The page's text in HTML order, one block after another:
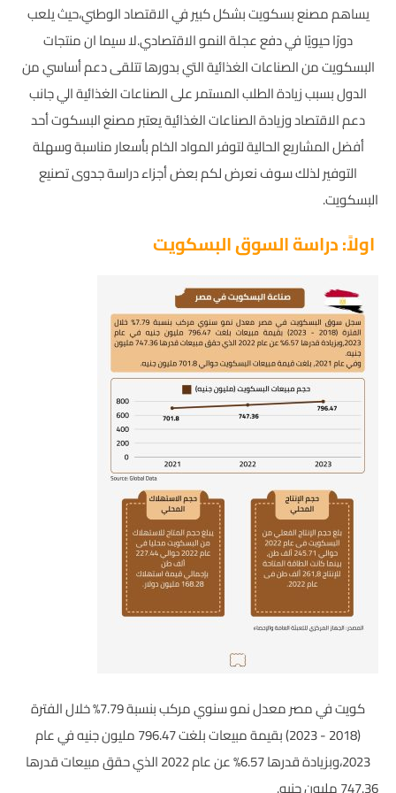
يساهم مصنع بسكويت بشكل كبير في الاقتصاد الوطني،حيث يلعب
دورًا حيويًا في دفع عجلة النمو الاقتصادي.لا سيما ان منتجات
البسكويت من الصناعات الغذائية التي بدورها تتلقى دعم أساسي من
الدول بسبب زيادة الطلب المستمر على الصناعات الغذائية الي جانب
دعم الاقتصاد وزيادة الصناعات الغذائية يعتبر مصنع البسكوت أحد
أفضل المشاريع الحالية لتوفر المواد الخام بأسعار مناسبة وسهلة
التوفير لذلك سوف نعرض لكم بعض أجزاء دراسة جدوى تصنيع
البسكويت.
اولاً: دراسة السوق البسكويت
كويت في مصر معدل نمو سنوي مركب بنسبة 7.79% خلال الفترة
(2018 - 2023) بقيمة مبيعات بلغت 796.47 مليون جنيه في عام
2023،وبزيادة قدرها 6.57% عن عام 2022 الذي حقق مبيعات قدرها